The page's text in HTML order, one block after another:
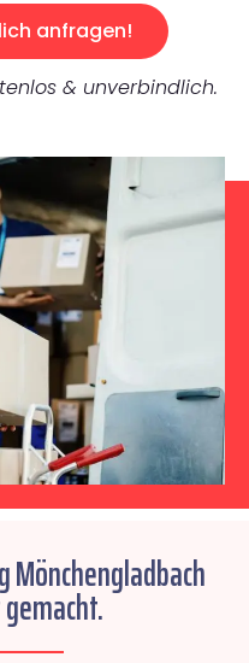
anfragen!
& unverbindlich.
Mönchengladbach